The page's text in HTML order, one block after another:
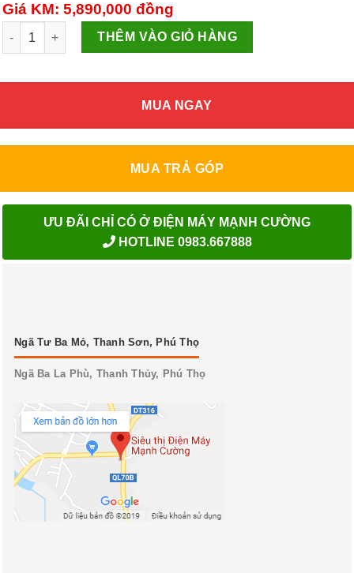
Giá KM: 5,890,000 đồng
Smart Tivi TCL 32S5200 32 inch Android TV HDR số lượng
THÊM VÀO GIỎ HÀNG
MUA NGAY
MUA TRẢ GÓP
ƯU ĐÃI CHỈ CÓ Ở ĐIỆN MÁY MẠNH CƯỜNG
HOTLINE 0983.667888
Ngã Tư Ba Mỏ, Thanh Sơn, Phú Thọ
Ngã Ba La Phù, Thanh Thủy, Phú Thọ